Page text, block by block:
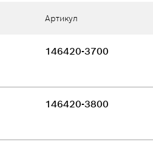
Артикул
146420-3700
146420-3800